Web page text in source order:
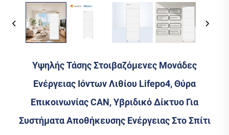
Υψηλής Τάσης Στοιβαζόμενες Μονάδες
Ενέργειας Ιόντων Λιθίου Lifepo4, Θύρα
Επικοινωνίας CAN, Υβριδικό Δίκτυο Για
Συστήματα Αποθήκευσης Ενέργειας Στο Σπίτι